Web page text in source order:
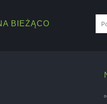
BIEŻĄCO